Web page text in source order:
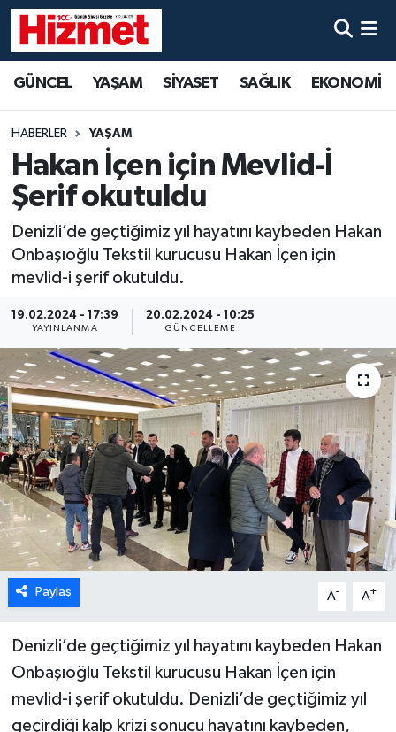
GÜNCEL YAŞAM SİYASET SAĞLIK EKONOMİ
HABERLER YAŞAM
Hakan İçen için Mevlid-İ
Şerif okutuldu
Denizli’de geçtiğimiz yıl hayatını kaybeden Hakan
Onbaşıoğlu Tekstil kurucusu Hakan İçen için
mevlid-i şerif okutuldu.
19.02.2024 - 17:39
YAYINLANMA
20.02.2024 - 10:25
GÜNCELLEME
Paylaş A- A+
Denizli’de geçtiğimiz yıl hayatını kaybeden Hakan
Onbaşıoğlu Tekstil kurucusu Hakan İçen için
mevlid-i şerif okutuldu. Denizli’de geçtiğimiz yıl
geçirdiği kalp krizi sonucu hayatını kaybeden,
YAŞAM
SİYASET
SAĞLIK
EKONOMİ
MAGAZİN
ÖZEL HABER
DTO
RESMİ REKLAM
Denizli Hava Durumu
Denizli Trafik Yoğunluk Haritası
Süper Lig Puan Durumu ve Fikstür
Tüm Manşetler
Haber Arşivi